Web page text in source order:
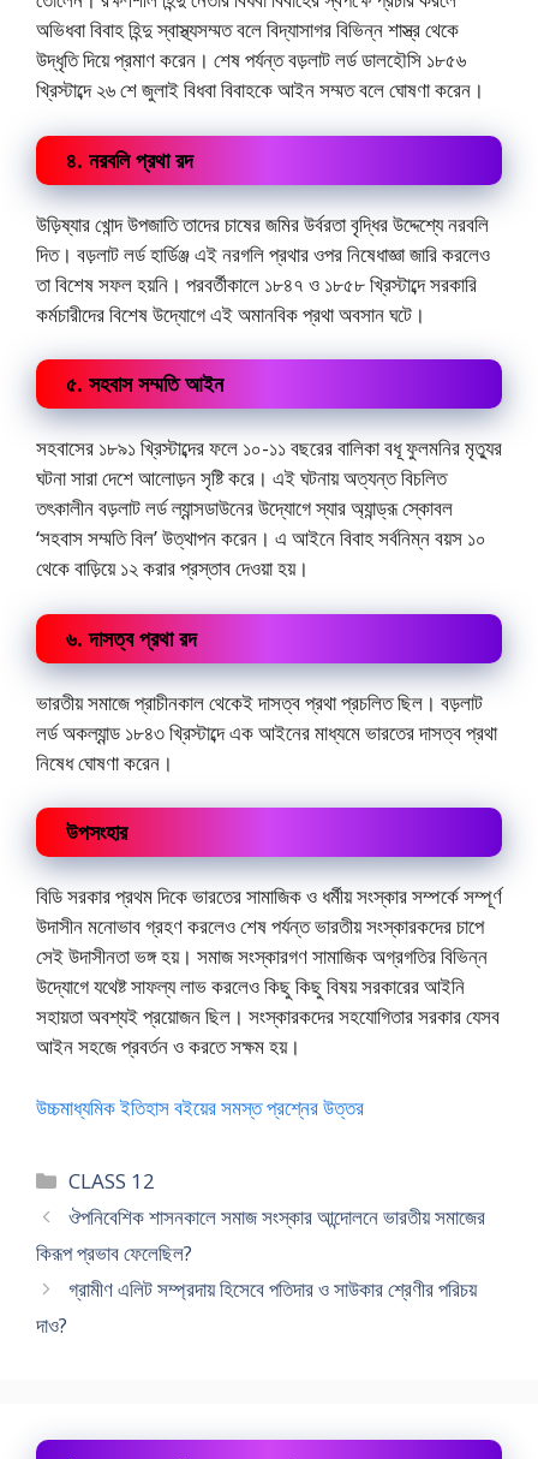
অভিধবা বিবাহ হিন্দু স্বাস্থ্যসম্মত বলে বিদ্যাসাগর বিভিন্ন শাস্ত্র থেকে
উদ্ধৃতি দিয়ে প্রমাণ করেন। শেষ পর্যন্ত বড়লাট লর্ড ডালহৌসি ১৮৫৬
খ্রিস্টাব্দে ২৬ শে জুলাই বিধবা বিবাহকে আইন সম্মত বলে ঘোষণা করেন।
৪. নরবলি প্রথা রদ
উড়িষ্যার খোন্দ উপজাতি তাদের চাষের জমির উর্বরতা বৃদ্ধির উদ্দেশ্যে নরবলি
দিত। বড়লাট লর্ড হার্ডিঞ্জ এই নরগলি প্রথার ওপর নিষেধাজ্ঞা জারি করলেও
তা বিশেষ সফল হয়নি। পরবর্তীকালে ১৮৪৭ ও ১৮৫৮ খ্রিস্টাব্দে সরকারি
কর্মচারীদের বিশেষ উদ্যোগে এই অমানবিক প্রথা অবসান ঘটে।
৫. সহবাস সম্মতি আইন
সহবাসের ১৮৯১ খ্রিস্টাব্দের ফলে ১০-১১ বছরের বালিকা বধূ ফুলমনির মৃত্যুর
ঘটনা সারা দেশে আলোড়ন সৃষ্টি করে। এই ঘটনায় অত্যন্ত বিচলিত
তৎকালীন বড়লাট লর্ড ল্যান্সডাউনের উদ্যোগে স্যার অ্যান্ড্রূ স্কোবল
‘সহবাস সম্মতি বিল’ উত্থাপন করেন। এ আইনে বিবাহ সর্বনিম্ন বয়স ১০
থেকে বাড়িয়ে ১২ করার প্রস্তাব দেওয়া হয়।
৬. দাসত্ব প্রথা রদ
ভারতীয় সমাজে প্রাচীনকাল থেকেই দাসত্ব প্রথা প্রচলিত ছিল। বড়লাট
লর্ড অকল্যান্ড ১৮৪৩ খ্রিস্টাব্দে এক আইনের মাধ্যমে ভারতের দাসত্ব প্রথা
নিষেধ ঘোষণা করেন।
উপসংহার
বিডি সরকার প্রথম দিকে ভারতের সামাজিক ও ধর্মীয় সংস্কার সম্পর্কে সম্পূর্ণ
উদাসীন মনোভাব গ্রহণ করলেও শেষ পর্যন্ত ভারতীয় সংস্কারকদের চাপে
সেই উদাসীনতা ভঙ্গ হয়। সমাজ সংস্কারগণ সামাজিক অগ্রগতির বিভিন্ন
উদ্যোগে যথেষ্ট সাফল্য লাভ করলেও কিছু কিছু বিষয় সরকারের আইনি
সহায়তা অবশ্যই প্রয়োজন ছিল। সংস্কারকদের সহযোগিতার সরকার যেসব
আইন সহজে প্রবর্তন ও করতে সক্ষম হয়।
উচ্চমাধ্যমিক ইতিহাস বইয়ের সমস্ত প্রশ্নের উত্তর
Categories
CLASS 12
ঔপনিবেশিক শাসনকালে সমাজ সংস্কার আন্দোলনে ভারতীয় সমাজের
কিরূপ প্রভাব ফেলেছিল?
গ্রামীণ এলিট সম্প্রদায় হিসেবে পতিদার ও সাউকার শ্রেণীর পরিচয়
দাও?